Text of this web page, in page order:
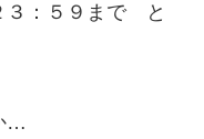
３：５９まで と
…